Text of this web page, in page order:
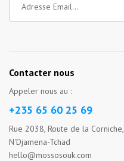
Contacter nous
Appeler nous au :
+235 65 60 25 69
Rue 2038, Route de la Corniche,
N'Djamena-Tchad
hello@mossosouk.com